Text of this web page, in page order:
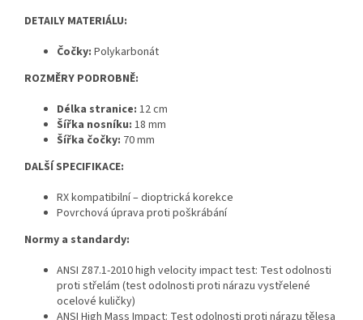
DETAILY MATERIÁLU:
Čočky: Polykarbonát
ROZMĚRY PODROBNĚ:
Délka stranice: 12 cm
Šířka nosníku: 18 mm
Šířka čočky: 70 mm
DALŠÍ SPECIFIKACE:
RX kompatibilní – dioptrická korekce
Povrchová úprava proti poškrábání
Normy a standardy:
ANSI Z87.1-2010 high velocity impact test: Test odolnosti
proti střelám (test odolnosti proti nárazu vystřelené
ocelové kuličky)